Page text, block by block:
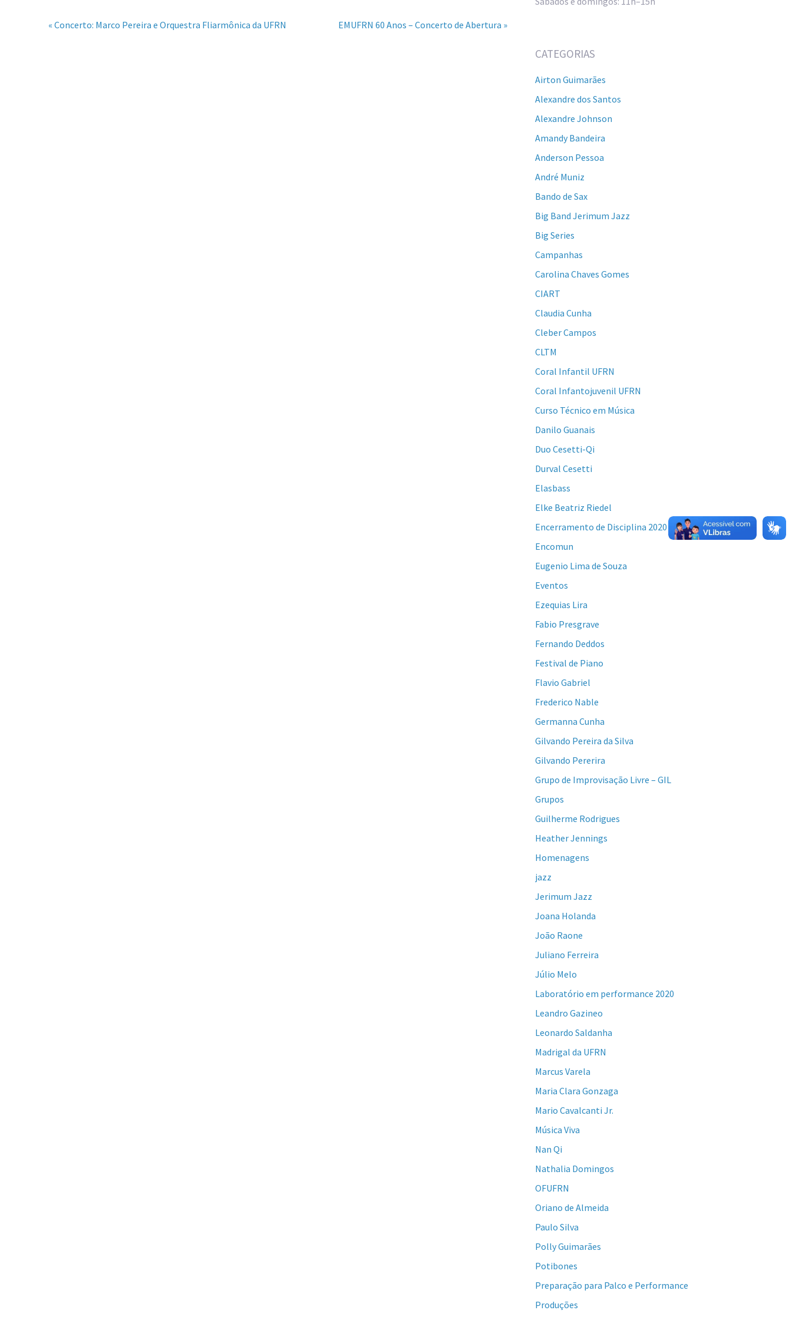
« Concerto: Marco Pereira e Orquestra Fliarmônica da UFRN EMUFRN 60 Anos – Concerto de Abertura »
CATEGORIAS
Airton Guimarães
Alexandre dos Santos
Alexandre Johnson
Amandy Bandeira
Anderson Pessoa
André Muniz
Bando de Sax
Big Band Jerimum Jazz
Big Series
Campanhas
Carolina Chaves Gomes
CIART
Claudia Cunha
Cleber Campos
CLTM
Coral Infantil UFRN
Coral Infantojuvenil UFRN
Curso Técnico em Música
Danilo Guanais
Duo Cesetti-Qi
Durval Cesetti
Elasbass
Elke Beatriz Riedel
Encerramento de Disciplina 2020
Encomun
Eugenio Lima de Souza
Eventos
Ezequias Lira
Fabio Presgrave
Fernando Deddos
Festival de Piano
Flavio Gabriel
Frederico Nable
Germanna Cunha
Gilvando Pereira da Silva
Gilvando Pererira
Grupo de Improvisação Livre – GIL
Grupos
Guilherme Rodrigues
Heather Jennings
Homenagens
jazz
Jerimum Jazz
Joana Holanda
João Raone
Juliano Ferreira
Júlio Melo
Laboratório em performance 2020
Leandro Gazineo
Leonardo Saldanha
Madrigal da UFRN
Marcus Varela
Maria Clara Gonzaga
Mario Cavalcanti Jr.
Música Viva
Nan Qi
Nathalia Domingos
OFUFRN
Oriano de Almeida
Paulo Silva
Polly Guimarães
Potibones
Preparação para Palco e Performance
Produções